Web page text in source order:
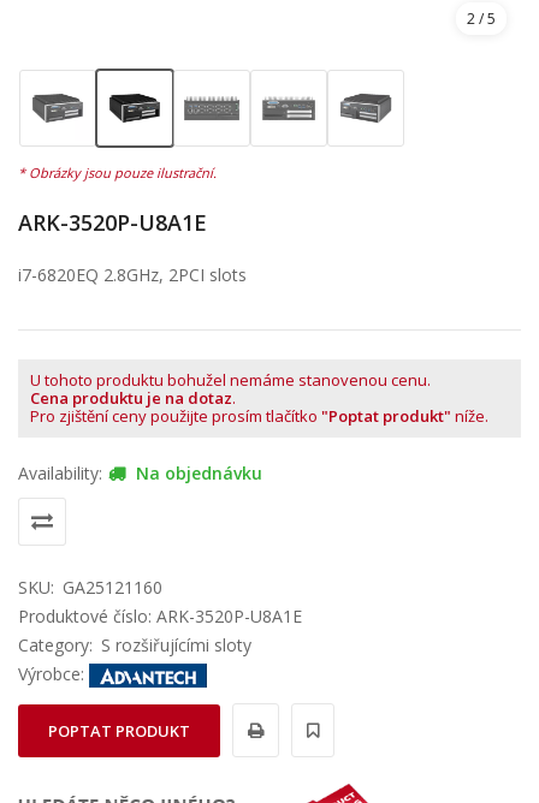
2/ 5
ARK-3520P-U8A1E
i7-6820EQ 2.8GHz, 2PCI slots
U tohoto produktu bohužel nemáme stanovenou cenu.
Cena produktu je na dotaz.
Pro zjištění ceny použijte prosím tlačítko "Poptat produkt" níže.
Availability: Na objednávku
SKU: GA25121160
Produktové číslo: ARK-3520P-U8A1E
Category: S rozšiřujícími sloty
Výrobce:
POPTAT PRODUKT